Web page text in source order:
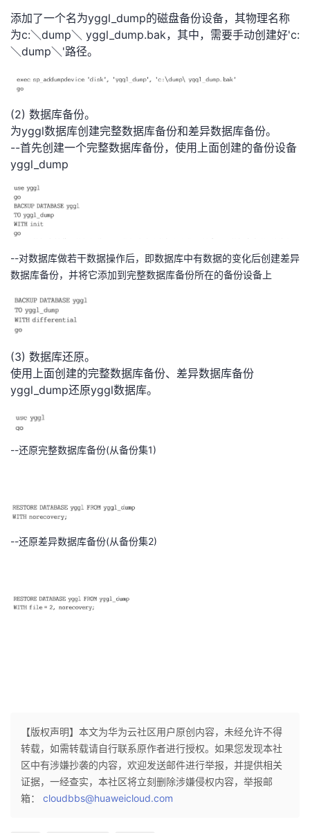
者
学
堂
我
的
课
程
我
的
认
证
我
的
实
我
的
藏
支
持
技
术
支
持
的
云
声
建
添加了一个名为yggl_dump的磁盘备份设备，其物理名称
为c:＼dump＼ yggl_dump.bak，其中，需要手动创建好'c:
＼dump＼'路径。
(2) 数据库备份。
为yggl数据库创建完整数据库备份和差异数据库备份。
--首先创建一个完整数据库备份，使用上面创建的备份设备
yggl_dump
--对数据库做若干数据操作后，即数据库中有数据的变化后创建差异
数据库备份，并将它添加到完整数据库备份所在的备份设备上
(3) 数据库还原。
使用上面创建的完整数据库备份、差异数据库备份
yggl_dump还原yggl数据库。
--还原完整数据库备份(从备份集1)
--还原差异数据库备份(从备份集2)
【版权声明】本文为华为云社区用户原创内容，未经允许不得
转载，如需转载请自行联系原作者进行授权。如果您发现本社
区中有涉嫌抄袭的内容，欢迎发送邮件进行举报，并提供相关
证据，一经查实，本社区将立刻删除涉嫌侵权内容，举报邮
箱： cloudbbs@huaweicloud.com